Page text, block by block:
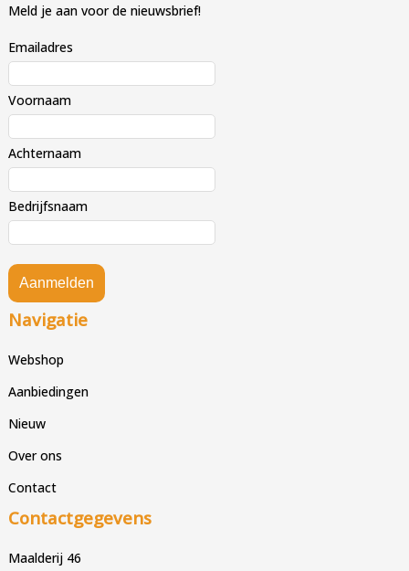
Meld je aan voor de nieuwsbrief!
Emailadres
Voornaam
Achternaam
Bedrijfsnaam
Aanmelden
Navigatie
Webshop
Aanbiedingen
Nieuw
Over ons
Contact
Contactgegevens
Maalderij 46